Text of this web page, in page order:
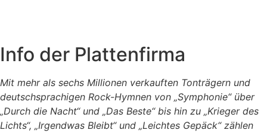
Info der Plattenfirma
Mit mehr als sechs Millionen verkauften Tonträgern und
deutschsprachigen Rock-Hymnen von „Symphonie“ über
„Durch die Nacht“ und „Das Beste“ bis hin zu „Krieger des
Lichts“, „Irgendwas Bleibt“ und „Leichtes Gepäck“ zählen